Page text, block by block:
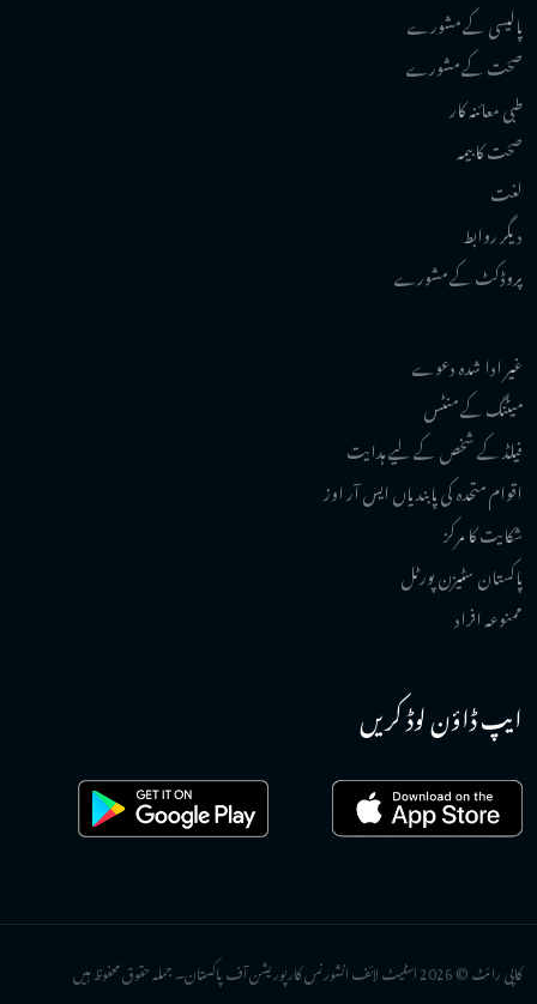
پالیسی کے مشورے
صحت کے مشورے
طبی معائنہ کار
صحت کا بیمہ
لغت
دیگر روابط
پروڈکٹ کے مشورے
غیر ادا شدہ دعوے
میٹنگ کے منٹس
فیلڈ کے شخص کے لیے ہدایت
اقوام متحدہ کی پابندیاں ایس آر اوز
شکایت کا مرکز
پاکستان سٹیزن پورٹل
ممنوعہ افراد
ایپ ڈاؤن لوڈ کریں
کاپی رائٹ © 2026 اسٹیٹ لائف انشورنس کارپوریشن آف پاکستان۔ جملہ حقوق محفوظ ہیں